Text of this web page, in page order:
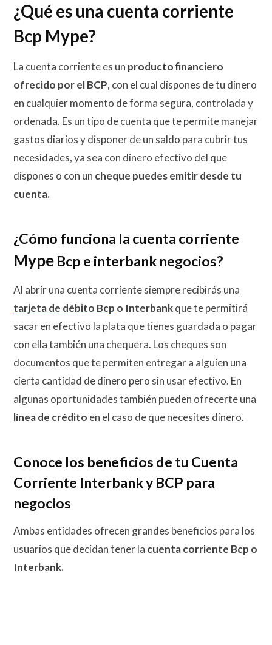
¿Qué es una cuenta corriente
Bcp Mype?
La cuenta corriente es un producto financiero
ofrecido por el BCP, con el cual dispones de tu dinero
en cualquier momento de forma segura, controlada y
ordenada. Es un tipo de cuenta que te permite manejar
gastos diarios y disponer de un saldo para cubrir tus
necesidades, ya sea con dinero efectivo del que
dispones o con un cheque puedes emitir desde tu
cuenta.
¿Cómo funciona la cuenta corriente
Mype Bcp e interbank negocios?
Al abrir una cuenta corriente siempre recibirás una
tarjeta de débito Bcp o Interbankque te permitirá
sacar en efectivo la plata que tienes guardada o pagar
con ella también una chequera. Los cheques son
documentos que te permiten entregar a alguien una
cierta cantidad de dinero pero sin usar efectivo. En
algunas oportunidades también pueden ofrecerte una
línea de crédito en el caso de que necesites dinero.
Conoce los beneficios de tu Cuenta
Corriente Interbank y BCP para
negocios
Ambas entidades ofrecen grandes beneficios para los
usuarios que decidan tener la cuenta corriente Bcp o
Interbank.